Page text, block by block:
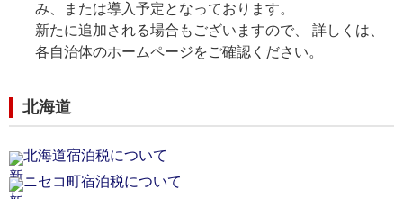
み、または導入予定となっております。
新たに追加される場合もございますので、 詳しくは、
各自治体のホームページをご確認ください。
北海道
北海道宿泊税について
ニセコ町宿泊税について